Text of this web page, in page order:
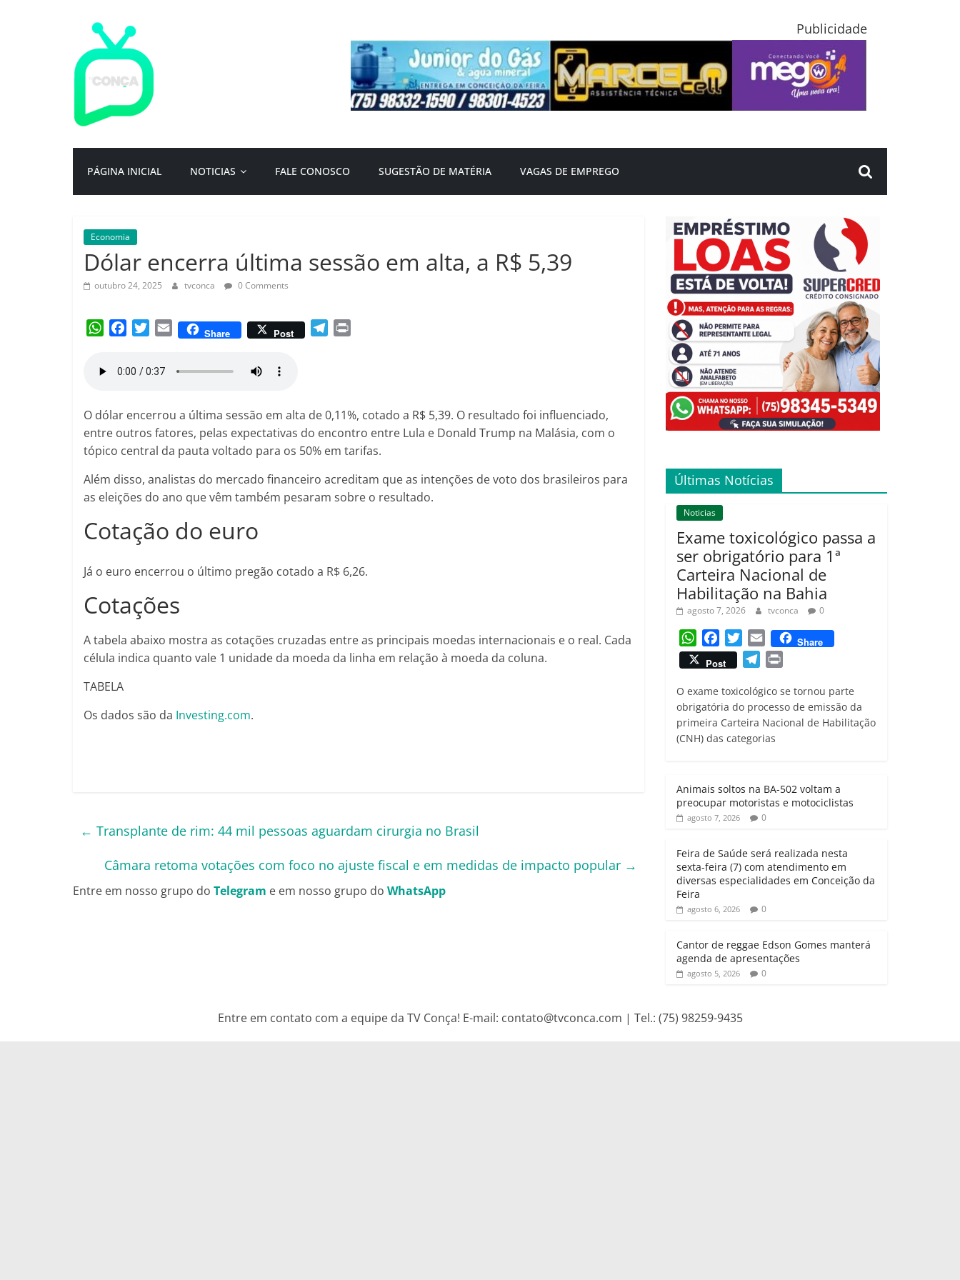
TV
Conça
portal
de
da
cidade
ternura
Amorim
Publicidade
PÁGINA INICIAL NOTICIAS FALE CONOSCO SUGESTÃO DE MATÉRIA VAGAS DE EMPREGO
Economia
Dólar encerra última sessão em alta, a R$ 5,39
outubro 24, 2025 tvconca 0 Comments
W
A
p
p
e
o
o
k
t
e
r
E
Share Post
r
a
m
O dólar encerrou a última sessão em alta de 0,11%, cotado a R$ 5,39. O resultado foi influenciado,
entre outros fatores, pelas expectativas do encontro entre Lula e Donald Trump na Malásia, com o
tópico central da pauta voltado para os 50% em tarifas.
Além disso, analistas do mercado financeiro acreditam que as intenções de voto dos brasileiros para
as eleições do ano que vêm também pesaram sobre o resultado.
Cotação do euro
Já o euro encerrou o último pregão cotado a R$ 6,26.
Cotações
A tabela abaixo mostra as cotações cruzadas entre as principais moedas internacionais e o real. Cada
célula indica quanto vale 1 unidade da moeda da linha em relação à moeda da coluna.
TABELA
Os dados são da Investing.com.
← Transplante de rim: 44 mil pessoas aguardam cirurgia no Brasil
Câmara retoma votações com foco no ajuste fiscal e em medidas de impacto popular →
Entre em nosso grupo do Telegram e em nosso grupo do WhatsApp
Últimas Notícias
Noticias
Exame toxicológico passa a
ser obrigatório para 1ª
Carteira Nacional de
Habilitação na Bahia
agosto 7, 2026 tvconca 0
W
h
a
t
s
A
p
a
c
e
b
o
o
w
i
t
t
e
r
m
a
i
l
Share
Post
l
e
g
r
i
n
t
O exame toxicológico se tornou parte
obrigatória do processo de emissão da
primeira Carteira Nacional de Habilitação
(CNH) das categorias
Animais soltos na BA-502 voltam a
preocupar motoristas e motociclistas
agosto 7, 2026 0
Feira de Saúde será realizada nesta
sexta-feira (7) com atendimento em
diversas especialidades em Conceição da
Feira
agosto 6, 2026 0
Cantor de reggae Edson Gomes manterá
agenda de apresentações
agosto 5, 2026 0
Entre em contato com a equipe da TV Conça! E-mail: contato@tvconca.com | Tel.: (75) 98259-9435